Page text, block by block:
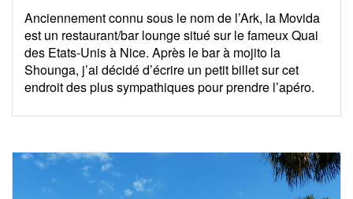
Anciennement connu sous le nom de l’Ark, la Movida
est un restaurant/bar lounge situé sur le fameux Quai
des Etats-Unis à Nice. Après le bar à mojito la
Shounga, j’ai décidé d’écrire un petit billet sur cet
endroit des plus sympathiques pour prendre l’apéro.